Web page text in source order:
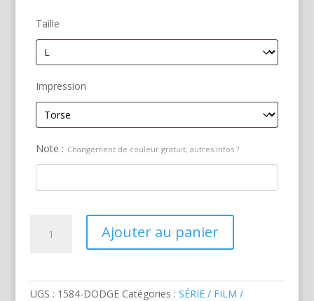
Taille
Impression
Note : Changement de couleur gratuit, autres infos ?
Ajouter au panier
UGS : 1584-DODGE Catégories : SÉRIE / FILM /